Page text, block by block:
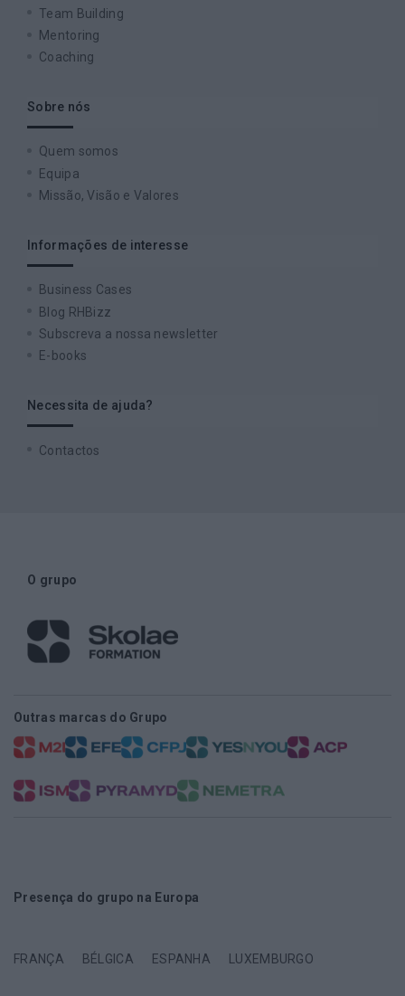
Team Building
Mentoring
Coaching
Sobre nós
Quem somos
Equipa
Missão, Visão e Valores
Informações de interesse
Business Cases
Blog RHBizz
Subscreva a nossa newsletter
E-books
Necessita de ajuda?
Contactos
O grupo
Outras marcas do Grupo
Presença do grupo na Europa
FRANÇA BÉLGICA ESPANHA LUXEMBURGO